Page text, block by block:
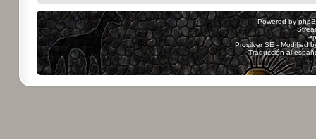
Powered by
Prosilver SE - Modified
Traducción al